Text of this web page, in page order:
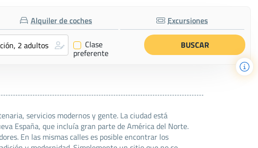
Alquiler de coches Excursiones
✔ Clase
preferente
servicios modernos y gente. La ciudad está
España, que incluía gran parte de América del Norte.
En las mismas calles es posible encontrar los